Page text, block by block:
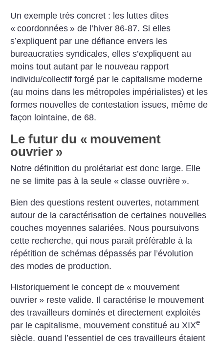
Un exemple trés concret : les luttes dites
« coordonnées » de l’hiver 86-87. Si elles
s’expliquent par une défiance envers les
bureaucraties syndicales, elles s’expliquent au
moins tout autant par le nouveau rapport
individu/collectif forgé par le capitalisme moderne
(au moins dans les métropoles impérialistes) et les
formes nouvelles de contestation issues, même de
façon lointaine, de 68.
Le futur du « mouvement
ouvrier »
Notre définition du prolétariat est donc large. Elle
ne se limite pas à la seule « classe ouvrière ».
Bien des questions restent ouvertes, notamment
autour de la caractérisation de certaines nouvelles
couches moyennes salariées. Nous poursuivons
cette recherche, qui nous parait préférable à la
répétition de schémas dépassés par l’évolution
des modes de production.
Historiquement le concept de « mouvement
ouvrier » reste valide. Il caractérise le mouvement
des travailleurs dominés et directement exploités
par le capitalisme, mouvement constitué au XIXe
siècle, quand l’essentiel de ces travailleurs étaient